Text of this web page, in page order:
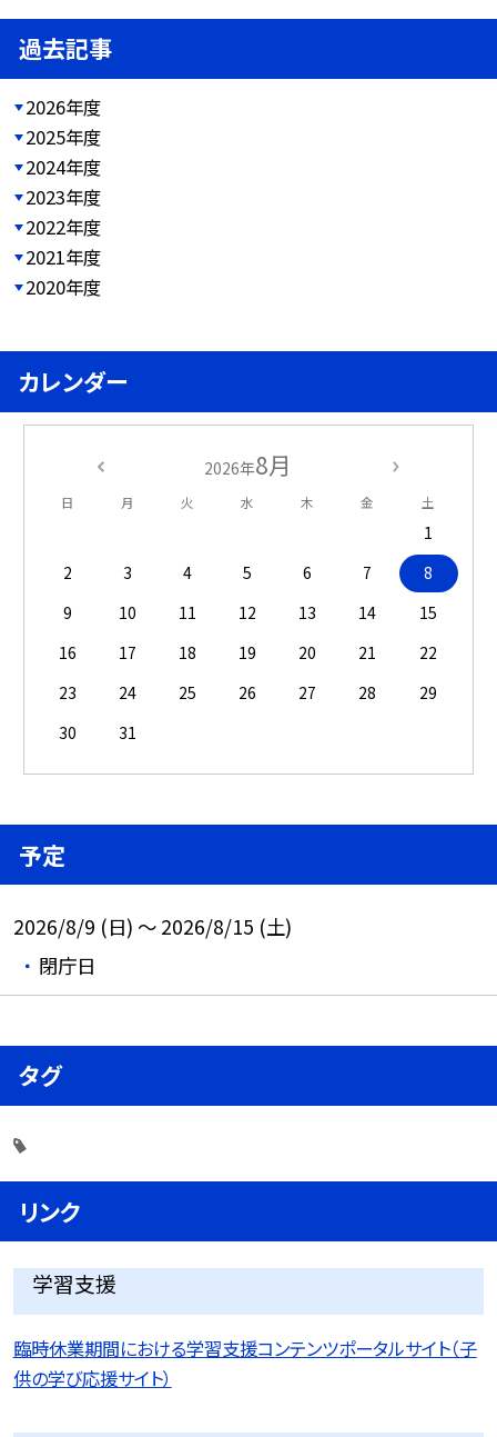
過去記事
2026年度
2025年度
2024年度
2023年度
2022年度
2021年度
2020年度
カレンダー
2026年8月
日 月 火 水 木 金 土
1
2
3 4 5 6 7
8
9
10 11 12 13 14
15
16
17 18 19 20 21
22
23
24 25 26 27 28
29
30
31
予定
2026/8/9 (日) ～ 2026/8/15 (土)
閉庁日
タグ
リンク
学習支援
臨時休業期間における学習支援コンテンツポータルサイト（子
供の学び応援サイト）